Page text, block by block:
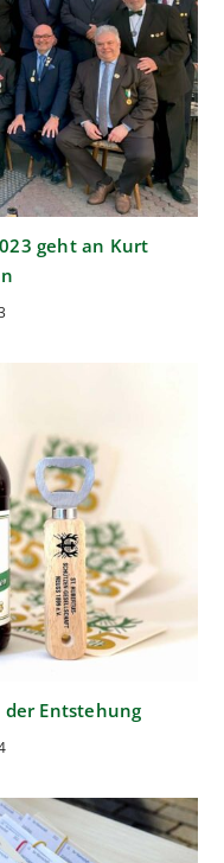
geht an Kurt
Entstehung